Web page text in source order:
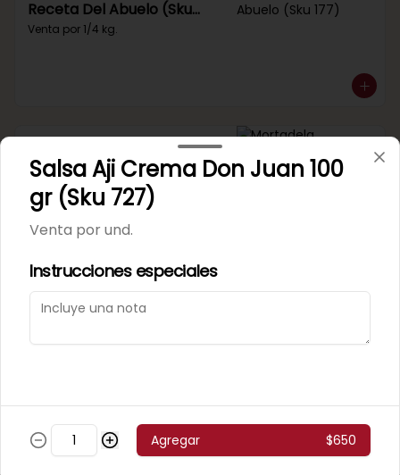
Receta Del Abuelo (Sku
177)
Venta por 1/4 kg.
Mortadela Jamonada
Supercerdo (Sku 101)
Venta por 1/4 kg.
Mortadela Jamonada
Salsa Aji Crema Don Juan 100
gr (Sku 727)
Venta por und.
Instrucciones especiales
Agregar $650